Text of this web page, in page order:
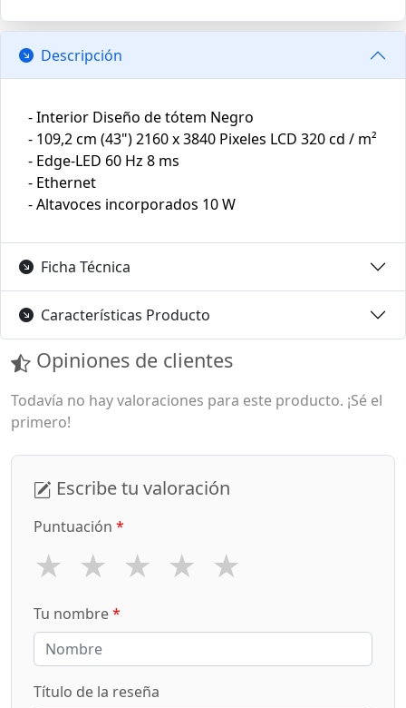
Descripción
- Interior Diseño de tótem Negro
- 109,2 cm (43") 2160 x 3840 Pixeles LCD 320 cd / m²
- Edge-LED 60 Hz 8 ms
- Ethernet
- Altavoces incorporados 10 W
Ficha Técnica
Características Producto
Opiniones de clientes
Todavía no hay valoraciones para este producto. ¡Sé el
primero!
Escribe tu valoración
Puntuación *
★ ★ ★ ★ ★
Tu nombre*
Título de la reseña